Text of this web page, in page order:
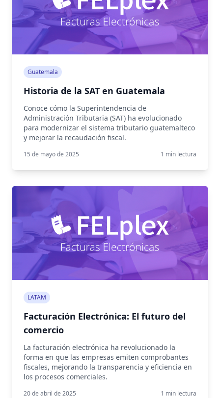
Guatemala
Historia de la SAT en Guatemala
Conoce cómo la Superintendencia de
Administración Tributaria (SAT) ha evolucionado
para modernizar el sistema tributario guatemalteco
y mejorar la recaudación fiscal.
15 de mayo de 2025 1 min lectura
LATAM
Facturación Electrónica: El futuro del
comercio
La facturación electrónica ha revolucionado la
forma en que las empresas emiten comprobantes
fiscales, mejorando la transparencia y eficiencia en
los procesos comerciales.
20 de abril de 2025 1 min lectura